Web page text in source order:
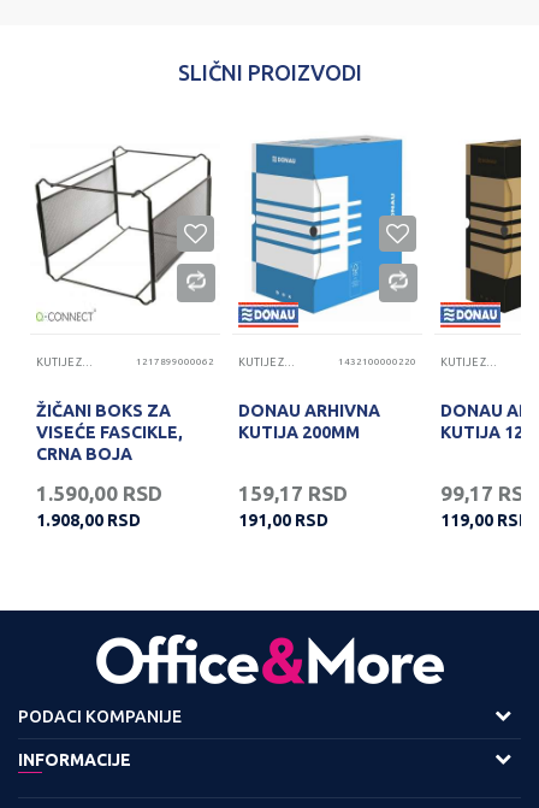
SLIČNI PROIZVODI
1217899000062
ŽIČANI BOKS ZA
VISEĆE FASCIKLE,
CRNA BOJA
1.590,00 RSD
1.908,00 RSD
1432100000220
DONAU ARHIVNA
KUTIJA 200MM
159,17 RSD
191,00 RSD
DONAU
KUTIJA
99,17 RSD
119,00 RSD
PODACI KOMPANIJE
Adresa :
INFORMACIJE